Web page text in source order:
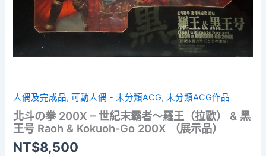
人偶及完成品,可動人偶 - 未分類ACG,未分類ACG作品
北斗の拳 200X – 世紀末霸者～羅王（拉歐） & 黑
王号 Raoh & Kokuoh-Go 200X （展示品）
NT$8,500